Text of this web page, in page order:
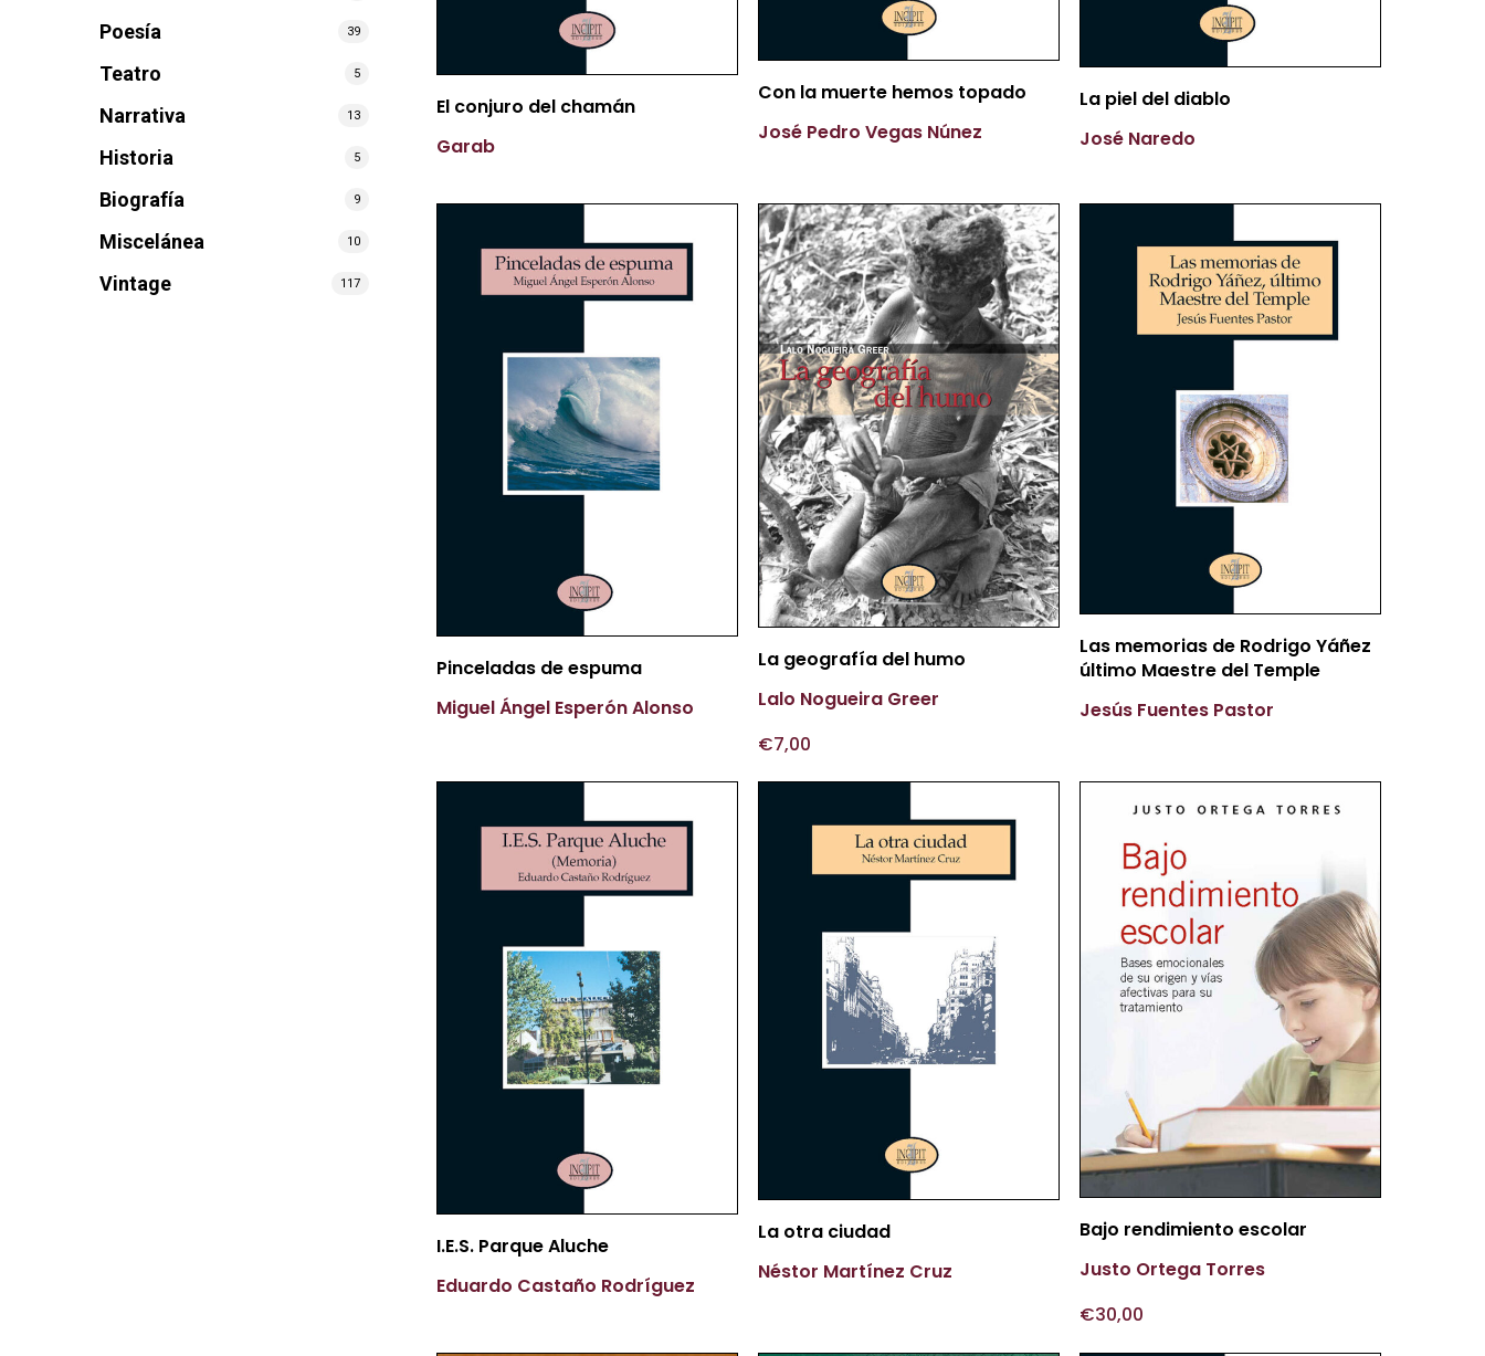
Poesía 39
Teatro 5
Narrativa 13
Historia 5
Biografía 9
Miscelánea 10
Vintage 117
Más Información
El conjuro del chamán
Garab
Más Información
Con la muerte hemos topado
José Pedro Vegas Núnez
Más Información
La piel del diablo
José Naredo
Más Información
Pinceladas de espuma
Miguel Ángel Esperón Alonso
Más Información
La geografía del humo
Lalo Nogueira Greer
€7,00
Más Información
Las memorias de Rodrigo Yáñez
último Maestre del Temple
Jesús Fuentes Pastor
Más Información
I.E.S. Parque Aluche
Eduardo Castaño Rodríguez
Más Información
La otra ciudad
Néstor Martínez Cruz
Añadir Al Carrito
Bajo rendimiento escolar
Justo Ortega Torres
€30,00